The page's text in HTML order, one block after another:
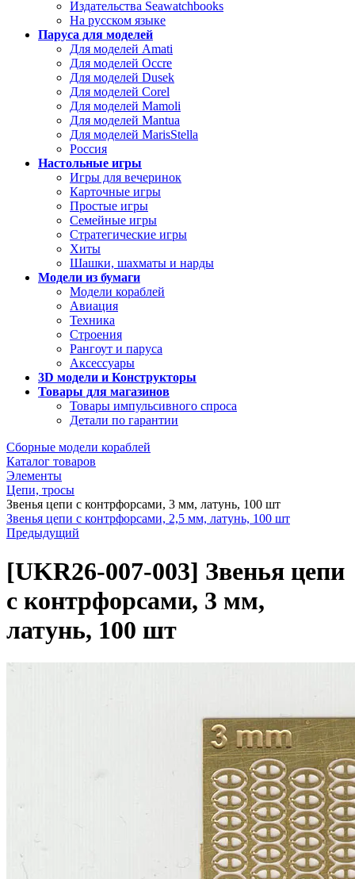
Издательства Seawatchbooks
На русском языке
Паруса для моделей
Для моделей Amati
Для моделей Occre
Для моделей Dusek
Для моделей Corel
Для моделей Mamoli
Для моделей Mantua
Для моделей MarisStella
Россия
Настольные игры
Игры для вечеринок
Карточные игры
Простые игры
Семейные игры
Стратегические игры
Хиты
Шашки, шахматы и нарды
Модели из бумаги
Модели кораблей
Авиация
Техника
Строения
Рангоут и паруса
Аксессуары
3D модели и Конструкторы
Товары для магазинов
Товары импульсивного спроса
Детали по гарантии
Сборные модели кораблей
Каталог товаров
Элементы
Цепи, тросы
Звенья цепи с контрфорсами, 3 мм, латунь, 100 шт
Звенья цепи с контрфорсами, 2,5 мм, латунь, 100 шт
Предыдущий
[UKR26-007-003] Звенья цепи
с контрфорсами, 3 мм,
латунь, 100 шт